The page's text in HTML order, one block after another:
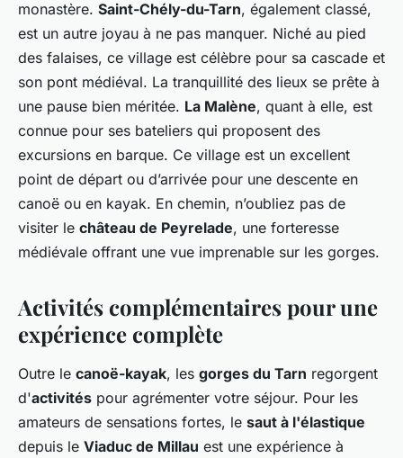
monastère. Saint-Chély-du-Tarn, également classé,
est un autre joyau à ne pas manquer. Niché au pied
des falaises, ce village est célèbre pour sa cascade et
son pont médiéval. La tranquillité des lieux se prête à
une pause bien méritée. La Malène, quant à elle, est
connue pour ses bateliers qui proposent des
excursions en barque. Ce village est un excellent
point de départ ou d’arrivée pour une descente en
canoë ou en kayak. En chemin, n’oubliez pas de
visiter le château de Peyrelade, une forteresse
médiévale offrant une vue imprenable sur les gorges.
Activités complémentaires pour une
expérience complète
Outre le canoë-kayak, les gorges du Tarn regorgent
d'activités pour agrémenter votre séjour. Pour les
amateurs de sensations fortes, le saut à l'élastique
depuis le Viaduc de Millau est une expérience à